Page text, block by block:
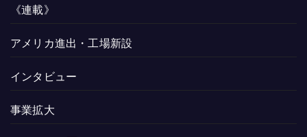
《連載》
アメリカ進出・工場新設
インタビュー
事業拡大